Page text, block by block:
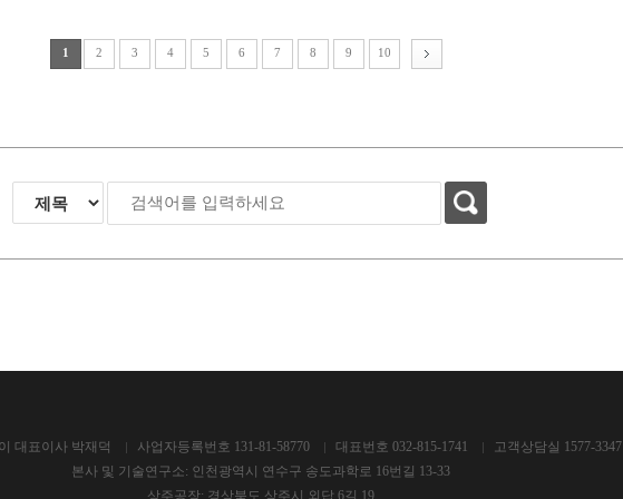
1 2 3 4 5 6 7 8 9 10
대표이사 박재덕 사업자등록번호 131-81-58770 대표번호 032-815-1741
고객상담실 1577-3347
본사 및 기술연구소: 인천광역시 연수구 송도과학로 16번길 13-33
상주공장: 경상북도 상주시 외답 6길 19